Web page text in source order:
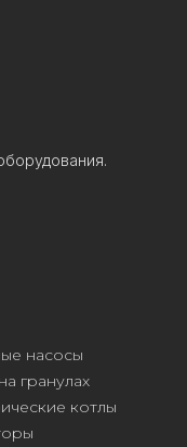
насосы
гранулах
котлы